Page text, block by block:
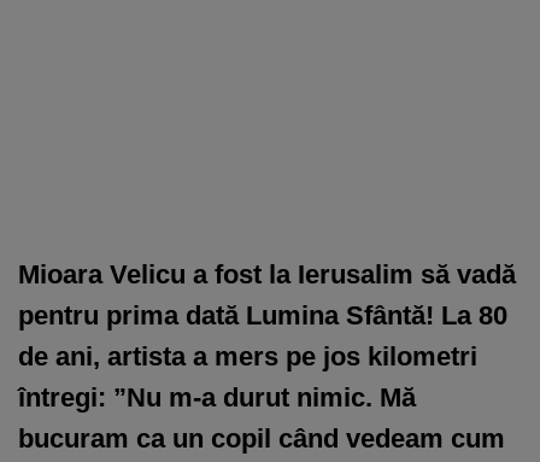
Mioara Velicu a fost la Ierusalim să vadă
pentru prima dată Lumina Sfântă! La 80
de ani, artista a mers pe jos kilometri
întregi: ”Nu m-a durut nimic. Mă
bucuram ca un copil când vedeam cum